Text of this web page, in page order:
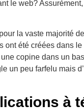
le web?
la vaste majorité
été créées dans le
copine dans un
un peu farfelu mais
à